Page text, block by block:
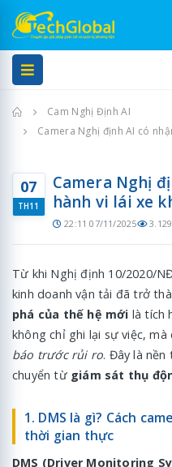
Trang chủCam Nghị Định AI
Camera Nghị định AI có
07
TH11
Camera Nghị
hành vi lái xe
22:11 07/11/2025
Từ khi Nghị định 10/2020/
kinh doanh vận tải đã trở
phá của thế hệ mới là tích
không chỉ ghi lại sự việc, mà
báo trước rủi ro. Đây là nền
chuyển từ giám sát thụ
1. DMS là gì? Cách
thời gian thực
DMS (Driver Monitoring